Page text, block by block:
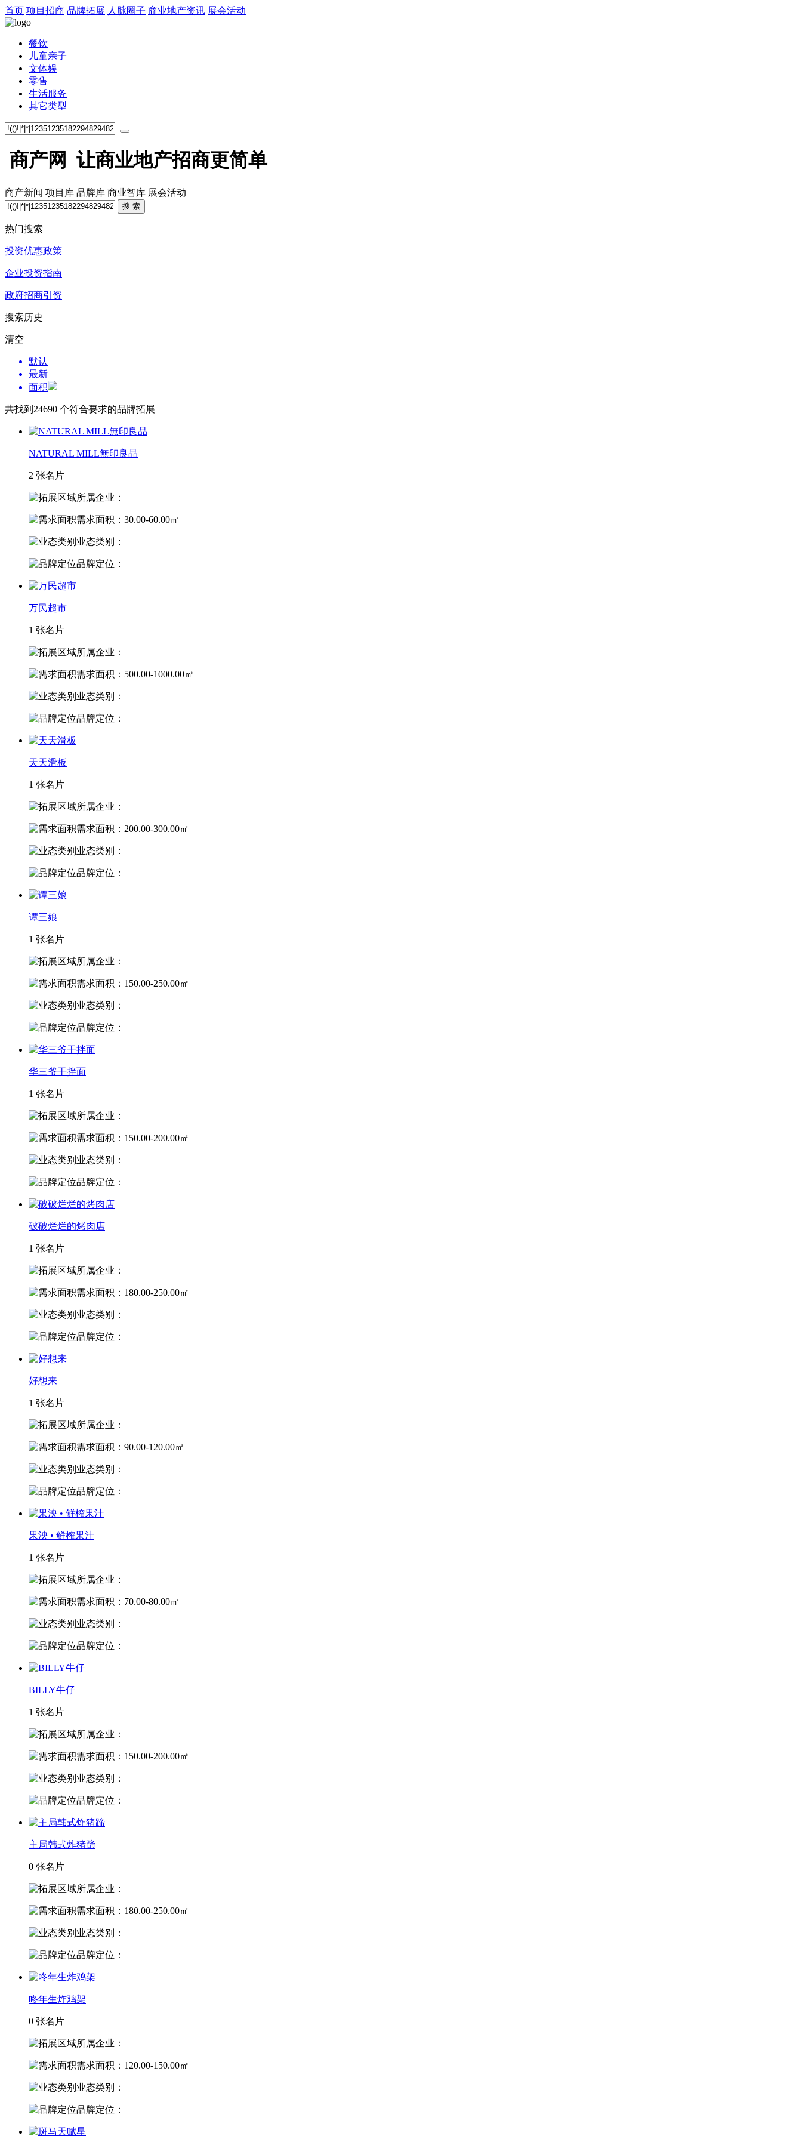
首页 项目招商 品牌拓展 人脉圈子 商业地产资讯 展会活动
餐饮
儿童亲子
文体娱
零售
生活服务
其它类型
商产网 让商业地产招商更简单
商产新闻 项目库 品牌库 商业智库 展会活动
搜 索
热门搜索
投资优惠政策
企业投资指南
政府招商引资
搜索历史
清空
默认
最新
面积
共找到 24690 个符合要求的品牌拓展
NATURAL MILL無印良品
2 张名片
所属企业：
需求面积：30.00-60.00㎡
业态类别：
品牌定位：
万民超市
1 张名片
所属企业：
需求面积：500.00-1000.00㎡
业态类别：
品牌定位：
天天滑板
1 张名片
所属企业：
需求面积：200.00-300.00㎡
业态类别：
品牌定位：
谭三娘
1 张名片
所属企业：
需求面积：150.00-250.00㎡
业态类别：
品牌定位：
华三爷干拌面
1 张名片
所属企业：
需求面积：150.00-200.00㎡
业态类别：
品牌定位：
破破烂烂的烤肉店
1 张名片
所属企业：
需求面积：180.00-250.00㎡
业态类别：
品牌定位：
好想来
1 张名片
所属企业：
需求面积：90.00-120.00㎡
业态类别：
品牌定位：
果泱 • 鲜榨果汁
1 张名片
所属企业：
需求面积：70.00-80.00㎡
业态类别：
品牌定位：
BILLY牛仔
1 张名片
所属企业：
需求面积：150.00-200.00㎡
业态类别：
品牌定位：
主局韩式炸猪蹄
0 张名片
所属企业：
需求面积：180.00-250.00㎡
业态类别：
品牌定位：
咚年生炸鸡架
0 张名片
所属企业：
需求面积：120.00-150.00㎡
业态类别：
品牌定位：